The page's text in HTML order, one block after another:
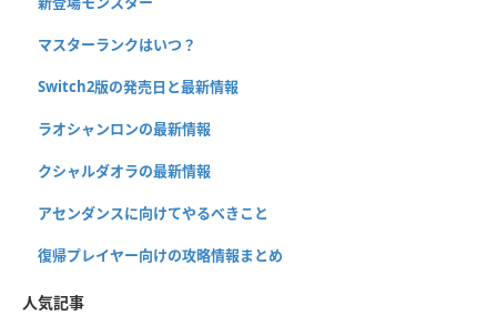
マスターランクはいつ？
Switch2版の発売日と最新情報
ラオシャンロンの最新情報
クシャルダオラの最新情報
アセンダンスに向けてやるべきこと
復帰プレイヤー向けの攻略情報まとめ
人気記事